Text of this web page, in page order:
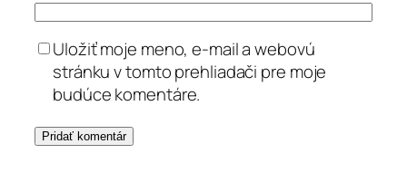
Uložiť moje meno, e-mail a webovú
stránku v tomto prehliadači pre moje
budúce komentáre.